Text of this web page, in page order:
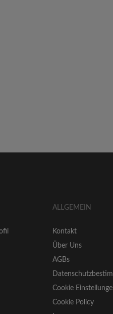
ALLGEMEIN
Kontakt
Über Uns
AGBs
Cookie
Cookie Policy